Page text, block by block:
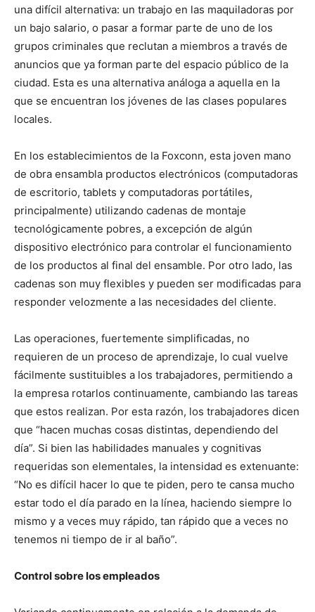
una difícil alternativa: un trabajo en las maquiladoras por
un bajo salario, o pasar a formar parte de uno de los
grupos criminales que reclutan a miembros a través de
anuncios que ya forman parte del espacio público de la
ciudad. Esta es una alternativa análoga a aquella en la
que se encuentran los jóvenes de las clases populares
locales.
En los establecimientos de la Foxconn, esta joven mano
de obra ensambla productos electrónicos (computadoras
de escritorio, tablets y computadoras portátiles,
principalmente) utilizando cadenas de montaje
tecnológicamente pobres, a excepción de algún
dispositivo electrónico para controlar el funcionamiento
de los productos al final del ensamble. Por otro lado, las
cadenas son muy flexibles y pueden ser modificadas para
responder velozmente a las necesidades del cliente.
Las operaciones, fuertemente simplificadas, no
requieren de un proceso de aprendizaje, lo cual vuelve
fácilmente sustituibles a los trabajadores, permitiendo a
la empresa rotarlos continuamente, cambiando las tareas
que estos realizan. Por esta razón, los trabajadores dicen
que “hacen muchas cosas distintas, dependiendo del
día”. Si bien las habilidades manuales y cognitivas
requeridas son elementales, la intensidad es extenuante:
“No es difícil hacer lo que te piden, pero te cansa mucho
estar todo el día parado en la línea, haciendo siempre lo
mismo y a veces muy rápido, tan rápido que a veces no
tenemos ni tiempo de ir al baño”.
Control sobre los empleados